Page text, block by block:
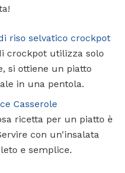
riso selvatico crockpot
crockpot utilizza solo
si ottiene un piatto
in una pentola.
Casserole
ricetta per un piatto è
con un'insalata
e semplice.